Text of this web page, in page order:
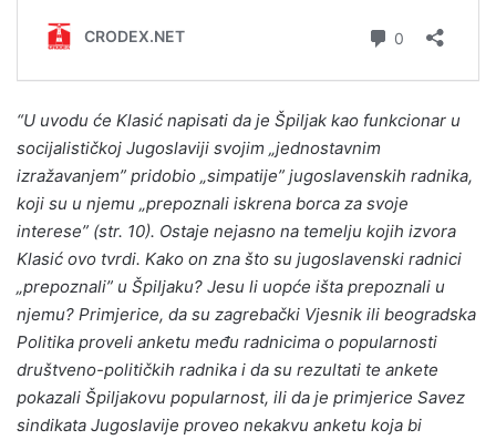
“U uvodu će Klasić napisati da je Špiljak kao funkcionar u
socijalističkoj Jugoslaviji svojim „jednostavnim
izražavanjem” pridobio „simpatije” jugoslavenskih radnika,
koji su u njemu „prepoznali iskrena borca za svoje
interese” (str. 10). Ostaje nejasno na temelju kojih izvora
Klasić ovo tvrdi. Kako on zna što su jugoslavenski radnici
„prepoznali” u Špiljaku? Jesu li uopće išta prepoznali u
njemu? Primjerice, da su zagrebački Vjesnik ili beogradska
Politika proveli anketu među radnicima o popularnosti
društveno-političkih radnika i da su rezultati te ankete
pokazali Špiljakovu popularnost, ili da je primjerice Savez
sindikata Jugoslavije proveo nekakvu anketu koja bi